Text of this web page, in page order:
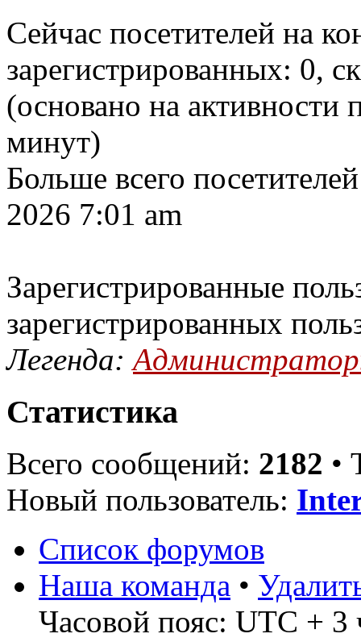
Сейчас посетителей на
зарегистрированных: 0,
(основано на активности
минут)
Больше всего
2026 7:01 am
Зарегистрированные
зарегистрированных
Легенда:
Статистика
Всего сообщений: 2182 •
Новый пользователь:
Список форумов
Наша команда •
Часовой пояс: UTC + 3